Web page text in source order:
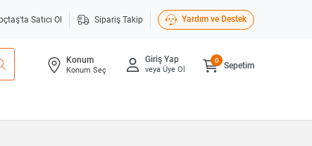
Satıcı Ol Sipariş Takip Yardım ve Destek
Konum
Konum Seç
Giriş Yap
veya Üye Ol Sepetim
0